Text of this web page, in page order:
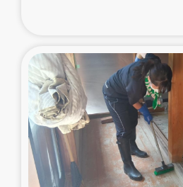
デニヤヤ小規模紅
コーヒー生産
アイナロ県マウベシ郡での
ベイルート大規模爆